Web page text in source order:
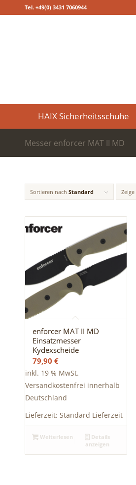
Tel. +49(0) 3431 7060944
HAIX Sicherheitsschuhe
Messer enforcer MAT II MD
Sortieren nach Standard Zeige
enforcer MAT II MD
Einsatzmesser
Kydexscheide
79,90 €
inkl. 19 % MwSt.
Versandkostenfrei innerhalb
Deutschland
Lieferzeit: Standard Lieferzeit
Weiterlesen
Details
anzeigen